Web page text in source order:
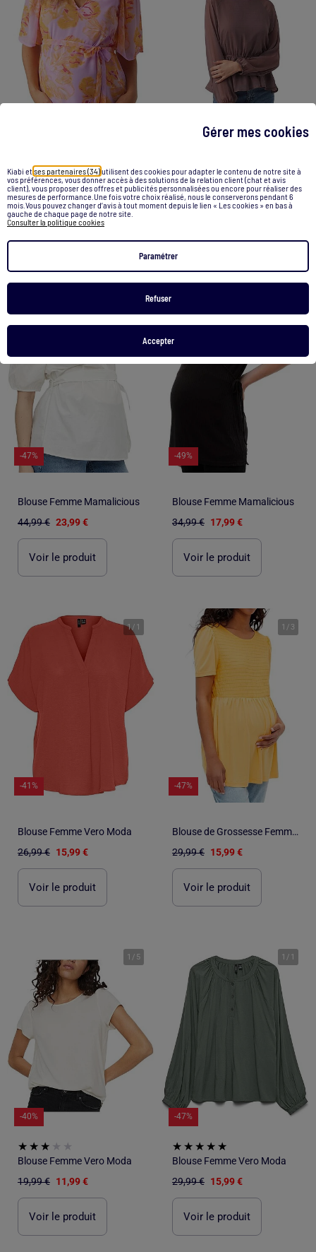
Gérer mes cookies
Kiabi etses partenaires (34)utilisent des cookies pour adapter le contenu de notre site à
vos préférences, vous donner accès à des solutions de la relation client (chat et avis
client), vous proposer des offres et publicités personnalisées ou encore pour réaliser des
mesures de performance.Une fois votre choix réalisé, nous le conserverons pendant 6
mois.Vous pouvez changer d’avis à tout moment depuis le lien « Les cookies » en bas à
gauche de chaque page de notre site.
Consulter la politique cookies
Paramétrer
Refuser
Accepter
Blouse de Grossesse Femme Vero Moda Maternity
29,99 € 8,99 €
Voir le produit
Blouse Femme Vero Moda
39,99 € 23,99 €
-47%
Blouse Femme Mamalicious
44,99 € 23,99 €
Voir le produit
-49%
Blouse Femme Mamalicious
34,99 € 17,99 €
Voir le produit
1/ 1
-41%
Blouse Femme Vero Moda
26,99 € 15,99 €
Voir le produit
1 / 3
-47%
Blouse de Grossesse Femme Mamalicious
29,99 € 15,99 €
Voir le produit
1 / 5
-40%
Blouse Femme Vero Moda
19,99 € 11,99 €
Voir le produit
1 / 1
-47%
Blouse Femme Vero Moda
29,99 € 15,99 €
Voir le produit